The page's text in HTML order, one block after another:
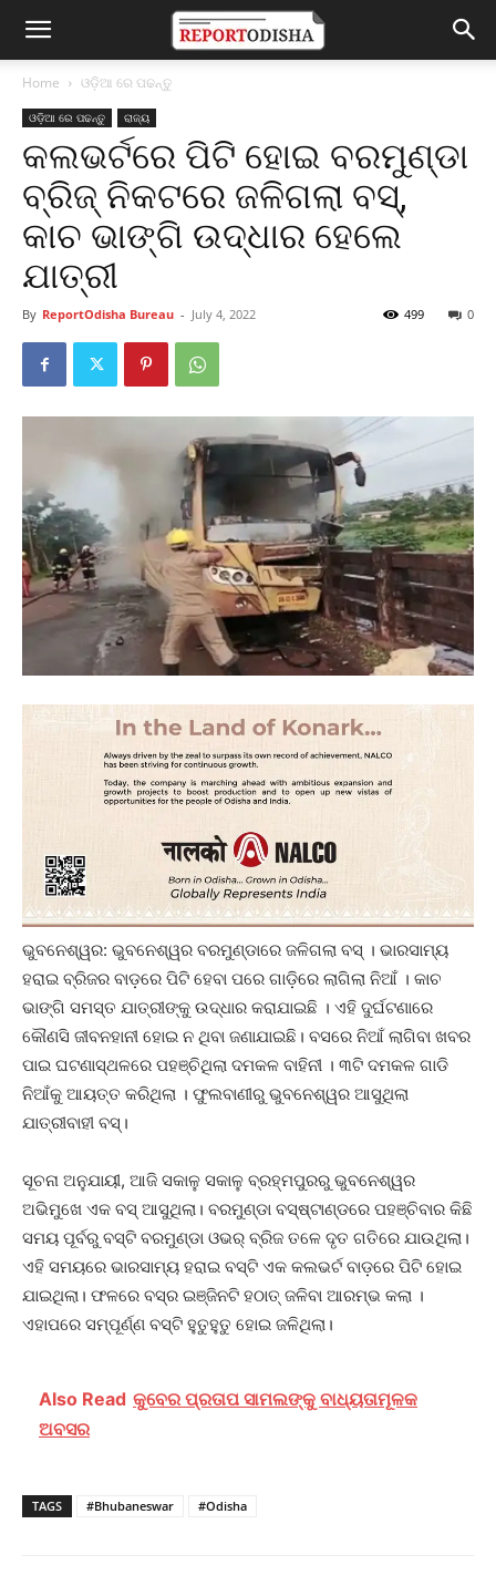
Home ଓଡ଼ିଆ ରେ ପଢନ୍ତୁ
ଓଡ଼ିଆ ରେ ପଢନ୍ତୁ ରାଜ୍ୟ
କଲଭର୍ଟରେ ପିଟି ହୋଇ ବରମୁଣ୍ଡା
ବ୍ରିଜ୍‌ ନିକଟରେ ଜଳିଗଲା ବସ୍,
କାଚ ଭାଙ୍ଗି ଉଦ୍ଧାର ହେଲେ
ଯାତ୍ରୀ
By ReportOdisha Bureau - July 4, 2022 0
499
ଭୁବନେଶ୍ୱର: ଭୁବନେଶ୍ୱର ବରମୁଣ୍ଡାରେ ଜଳିଗଲା ବସ୍ । ଭାରସାମ୍ୟ
ହରାଇ ବ୍ରିଜର ବାଡ଼ରେ ପିଟି ହେବା ପରେ ଗାଡ଼ିରେ ଲାଗିଲା ନିଆଁ । କାଚ
ଭାଙ୍ଗି ସମସ୍ତ ଯାତ୍ରୀଙ୍କୁ ଉଦ୍ଧାର କରାଯାଇଛି । ଏହି ଦୁର୍ଘଟଣାରେ
କୌଣସି ଜୀବନହାନୀ ହୋଇ ନ ଥିବା ଜଣାଯାଇଛି। ବସରେ ନିଆଁ ଲାଗିବା ଖବର
ପାଇ ଘଟଣାସ୍ଥଳରେ ପହଞ୍ଚିଥିଲା ଦମକଳ ବାହିନୀ । ୩ଟି ଦମକଳ ଗାଡି
ନିଆଁକୁ ଆୟତ୍ତ କରିଥିଲା । ଫୁଲବାଣୀରୁ ଭୁବନେଶ୍ୱର ଆସୁଥିଲା
ଯାତ୍ରୀବାହୀ ବସ୍।
ସୂଚନା ଅନୁଯାୟୀ, ଆଜି ସକାଳୁ ସକାଳୁ ବ୍ରହ୍ମପୁରରୁ ଭୁବନେଶ୍ୱର
ଅଭିମୁଖେ ଏକ ବସ୍‌ ଆସୁଥିଲା। ବରମୁଣ୍ଡା ବସ୍‌ଷ୍ଟାଣ୍ଡରେ ପହଞ୍ଚିବାର କିଛି
ସମୟ ପୂର୍ବରୁ ବସ୍‌ଟି ବରମୁଣ୍ଡା ଓଭର୍ ବ୍ରିଜ ତଳେ ଦୃତ ଗତିରେ ଯାଉଥିଲା।
ଏହି ସମୟରେ ଭାରସାମ୍ୟ ହରାଇ ବସ୍‌ଟି ଏକ କଲଭର୍ଟ ବାଡ଼ରେ ପିଟି ହୋଇ
ଯାଇଥିଲା। ଫଳରେ ବସ୍‌ର ଇଞ୍ଜିନଟି ହଠାତ୍‌ ଜଳିବା ଆରମ୍ଭ କଲା ।
ଏହାପରେ ସମ୍ପୂର୍ଣ୍ଣ ବସ୍‌ଟି ହୁତୁହୁତୁ ହୋଇ ଜଳିଥିଲା।
Also Read କୁବେର ପ୍ରତାପ ସାମଲଙ୍କୁ ବାଧ୍ୟତାମୂଳକ
ଅବସର
TAGS #Bhubaneswar #Odisha